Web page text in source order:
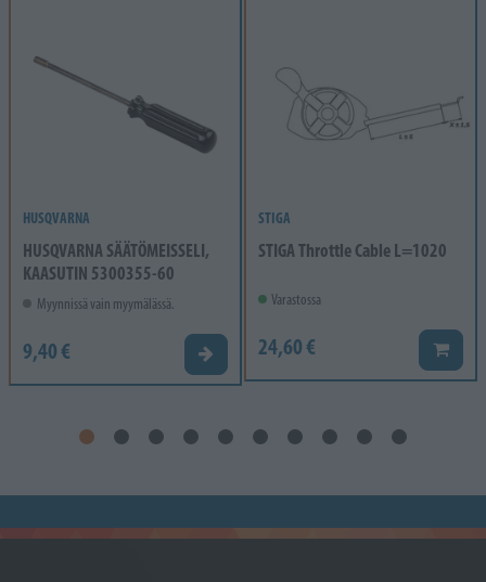
HUSQVARNA
HUSQVARNA SÄÄTÖMEISSELI,
KAASUTIN 5300355-60
Myynnissä vain myymälässä.
9,40 € Valitse vaihtoehto
STIGA
STIGA Throttle Cable L=1020
Varastossa
24,60 € Lisää